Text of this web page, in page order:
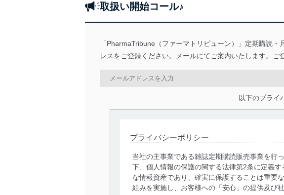
取扱い開始コール♪
「PharmaTribune（ファーマトリビューン）」定期購読
レスをご登録ください。メールにてご案内いたします。ご
以下のプライ
プライバシーポリシー
当社の主事業である雑誌定期購読販売事業を行
下、個人情報の保護の関する法律第2条に定義
な情報資産であり、確実に保護することは重要
組みを実施し、お客様への「安心」の提供及び